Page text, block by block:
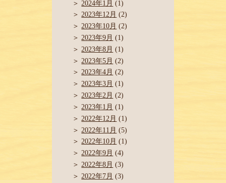
2024年1月 (1)
2023年12月 (2)
2023年10月 (2)
2023年9月 (1)
2023年8月 (1)
2023年5月 (2)
2023年4月 (2)
2023年3月 (1)
2023年2月 (2)
2023年1月 (1)
2022年12月 (1)
2022年11月 (5)
2022年10月 (1)
2022年9月 (4)
2022年8月 (3)
2022年7月 (3)